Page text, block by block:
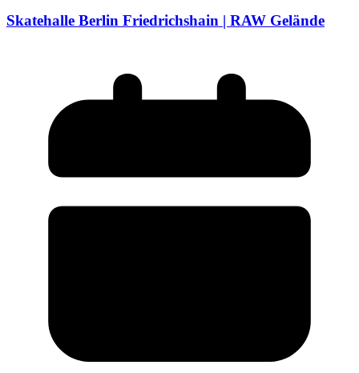
Skatehalle Berlin Friedrichshain | RAW Gelände